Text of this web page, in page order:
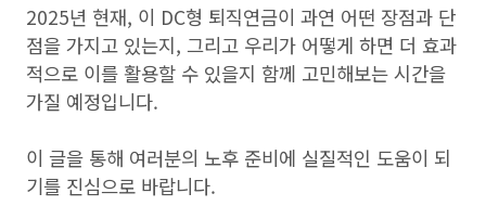
2025년 현재, 이 DC형 퇴직연금이 과연 어떤 장점과 단
점을 가지고 있는지, 그리고 우리가 어떻게 하면 더 효과
적으로 이를 활용할 수 있을지 함께 고민해보는 시간을
가질 예정입니다.
이 글을 통해 여러분의 노후 준비에 실질적인 도움이 되
기를 진심으로 바랍니다.